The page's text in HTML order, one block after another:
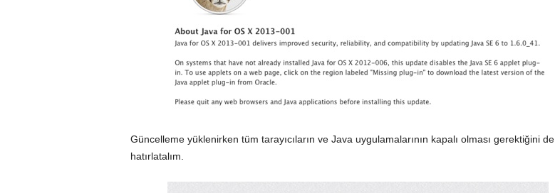
Güncelleme yüklenirken tüm tarayıcıların ve Java uygulamalarının kapalı olması gerektiğini de
hatırlatalım.